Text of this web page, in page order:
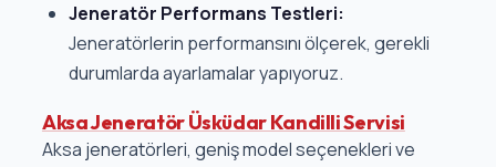
Jeneratör Performans Testleri:
Jeneratörlerin performansını ölçerek, gerekli
durumlarda ayarlamalar yapıyoruz.
Aksa Jeneratör Üsküdar Kandilli Servisi
Aksa jeneratörleri, geniş model seçenekleri ve